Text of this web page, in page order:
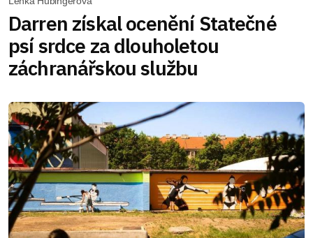
Darren získal ocenění Statečné
psí srdce za dlouholetou
záchranářskou službu